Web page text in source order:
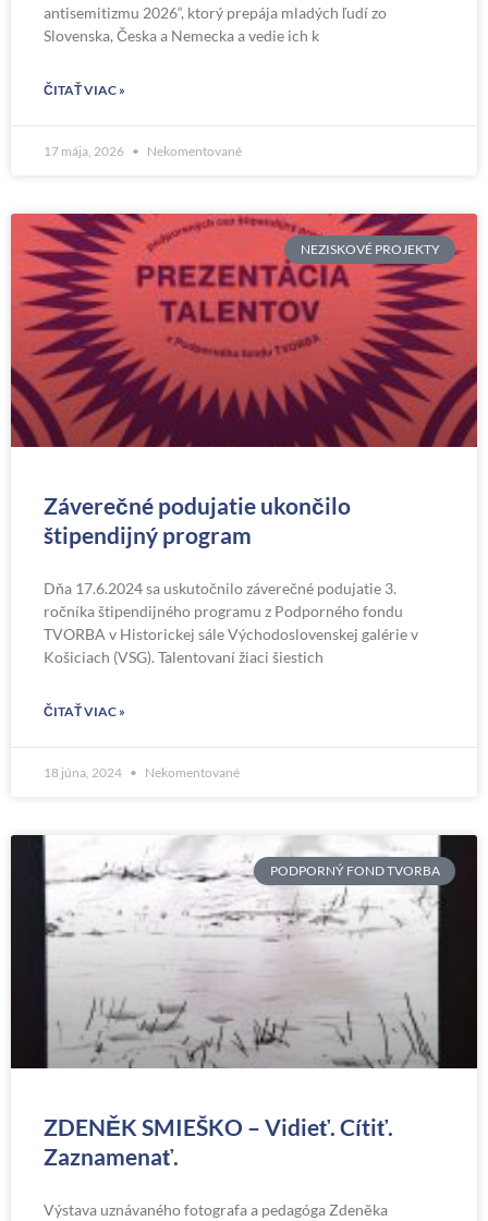
antisemitizmu 2026“, ktorý prepája mladých ľudí zo
Slovenska, Česka a Nemecka a vedie ich k
ČITAŤ VIAC »
17 mája, 2026 Nekomentované
NEZISKOVÉ PROJEKTY
Záverečné podujatie ukončilo
štipendijný program
Dňa 17.6.2024 sa uskutočnilo záverečné podujatie 3.
ročníka štipendijného programu z Podporného fondu
TVORBA v Historickej sále Východoslovenskej galérie v
Košiciach (VSG). Talentovaní žiaci šiestich
ČITAŤ VIAC »
18 júna, 2024 Nekomentované
PODPORNÝ FOND TVORBA
ZDENĚK SMIEŠKO – Vidieť. Cítiť.
Zaznamenať.
Výstava uznávaného fotografa a pedagóga Zdeněka